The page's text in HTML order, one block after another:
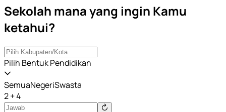
Sekolah mana yang ingin Kamu
ketahui?
Pilih Bentuk Pendidikan
SemuaNegeriSwasta
2 + 4